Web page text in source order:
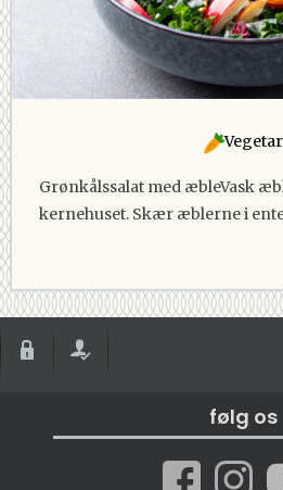
Vegetar
Grønkålssalat med æbleVask
kernehuset. Skær æblerne i
følg os